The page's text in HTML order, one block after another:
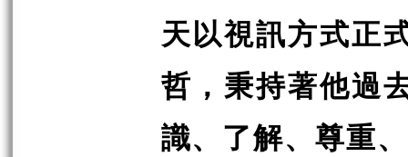
天以視訊方式正
哲，秉持著他過
識、了解、尊重